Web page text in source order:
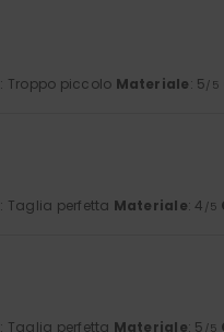
: Troppo piccolo Materiale: 5/5
: Taglia perfetta Materiale: 4 /5
: Taglia perfetta Materiale: 5 /5